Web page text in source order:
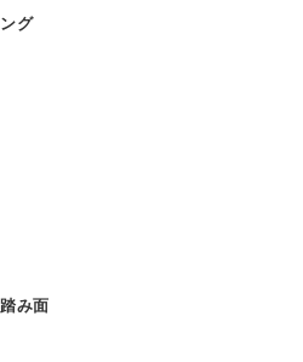
グ
み面